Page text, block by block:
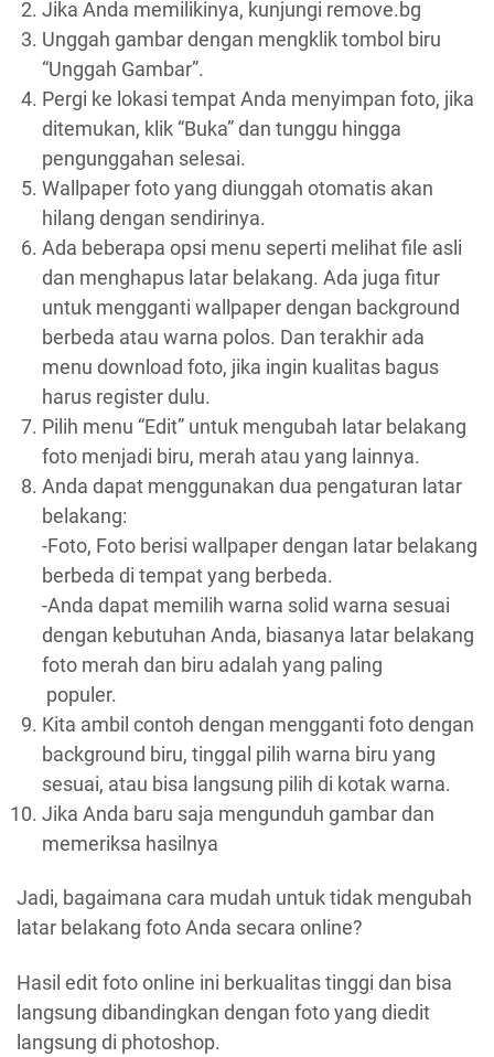
Jika Anda memilikinya, kunjungi remove.bg
Unggah gambar dengan mengklik tombol biru
“Unggah Gambar”.
Pergi ke lokasi tempat Anda menyimpan foto, jika
ditemukan, klik “Buka” dan tunggu hingga
pengunggahan selesai.
Wallpaper foto yang diunggah otomatis akan
hilang dengan sendirinya.
Ada beberapa opsi menu seperti melihat file asli
dan menghapus latar belakang. Ada juga fitur
untuk mengganti wallpaper dengan background
berbeda atau warna polos. Dan terakhir ada
menu download foto, jika ingin kualitas bagus
harus register dulu.
Pilih menu “Edit” untuk mengubah latar belakang
foto menjadi biru, merah atau yang lainnya.
Anda dapat menggunakan dua pengaturan latar
belakang:
-Foto, Foto berisi wallpaper dengan latar belakang
berbeda di tempat yang berbeda.
-Anda dapat memilih warna solid warna sesuai
dengan kebutuhan Anda, biasanya latar belakang
foto merah dan biru adalah yang paling
populer.
Kita ambil contoh dengan mengganti foto dengan
background biru, tinggal pilih warna biru yang
sesuai, atau bisa langsung pilih di kotak warna.
Jika Anda baru saja mengunduh gambar dan
memeriksa hasilnya
Jadi, bagaimana cara mudah untuk tidak mengubah
latar belakang foto Anda secara online?
Hasil edit foto online ini berkualitas tinggi dan bisa
langsung dibandingkan dengan foto yang diedit
langsung di photoshop.